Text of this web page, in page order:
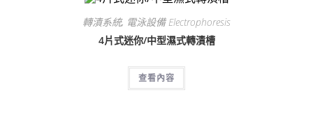
轉漬系統, 電泳設備 Electrophoresis
4片式迷你/中型濕式轉漬槽
查看內容